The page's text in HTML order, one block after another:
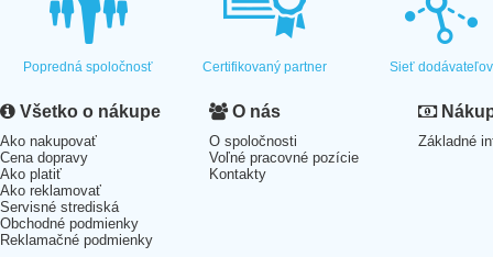
Popredná spoločnosť Certifikovaný partner Sieť dodávateľov
Všetko o nákupe
Ako nakupovať
Cena dopravy
Ako platiť
Ako reklamovať
Servisné strediská
Obchodné podmienky
Reklamačné podmienky
O nás
O spoločnosti
Voľné pracovné pozície
Kontakty
Základné